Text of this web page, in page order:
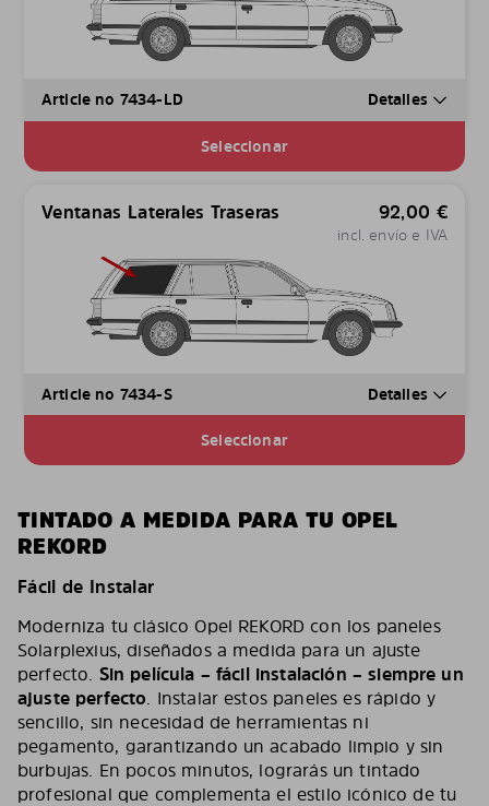
Article no 7434-LD Detalles
Seleccionar
Ventanas Laterales Traseras 92,00 €
incl. envío e IVA
Article no 7434-S Detalles
Seleccionar
TINTADO A MEDIDA PARA TU OPEL
REKORD
Fácil de Instalar
Moderniza tu clásico Opel REKORD con los paneles
Solarplexius, diseñados a medida para un ajuste
perfecto. Sin película – fácil instalación – siempre un
ajuste perfecto. Instalar estos paneles es rápido y
sencillo, sin necesidad de herramientas ni
pegamento, garantizando un acabado limpio y sin
burbujas. En pocos minutos, lograrás un tintado
profesional que complementa el estilo icónico de tu